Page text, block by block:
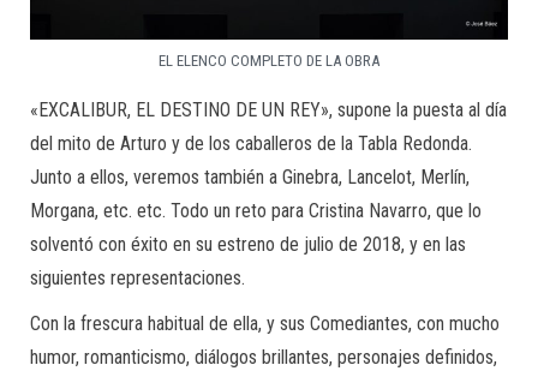
EL ELENCO COMPLETO DE LA OBRA
«EXCALIBUR, EL DESTINO DE UN REY», supone la puesta al día
del mito de Arturo y de los caballeros de la Tabla Redonda.
Junto a ellos, veremos también a Ginebra, Lancelot, Merlín,
Morgana, etc. etc. Todo un reto para Cristina Navarro, que lo
solventó con éxito en su estreno de julio de 2018, y en las
siguientes representaciones.
Con la frescura habitual de ella, y sus Comediantes, con mucho
humor, romanticismo, diálogos brillantes, personajes definidos,